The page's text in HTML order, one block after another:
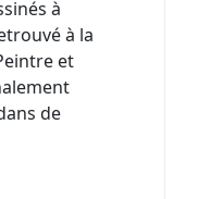
à
à la
et
de